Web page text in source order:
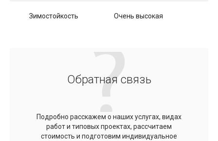
Зимостойкость Очень высокая
Обратная связь
Подробно расскажем о наших услугах, видах
работ и типовых проектах, рассчитаем
стоимость и подготовим индивидуальное